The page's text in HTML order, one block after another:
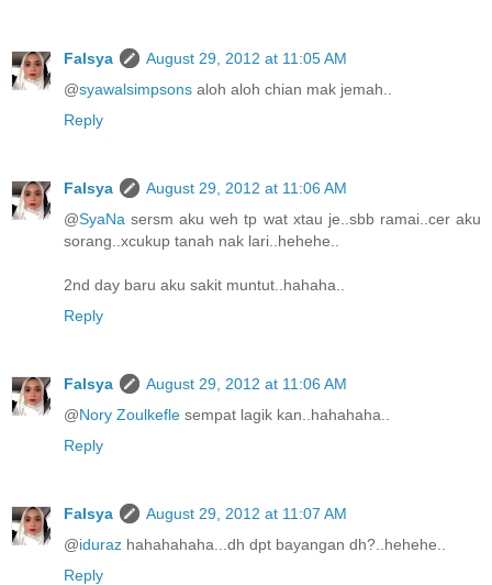
Falsya
August 29, 2012 at 11:05 AM
@syawalsimpsons aloh aloh chian mak jemah..
Reply
Falsya
August 29, 2012 at 11:06 AM
@SyaNa sersm aku weh tp wat xtau je..sbb ramai..cer aku
sorang..xcukup tanah nak lari..hehehe..
2nd day baru aku sakit muntut..hahaha..
Reply
Falsya
August 29, 2012 at 11:06 AM
@Nory Zoulkefle sempat lagik kan..hahahaha..
Reply
Falsya
August 29, 2012 at 11:07 AM
@iduraz hahahahaha...dh dpt bayangan dh?..hehehe..
Reply